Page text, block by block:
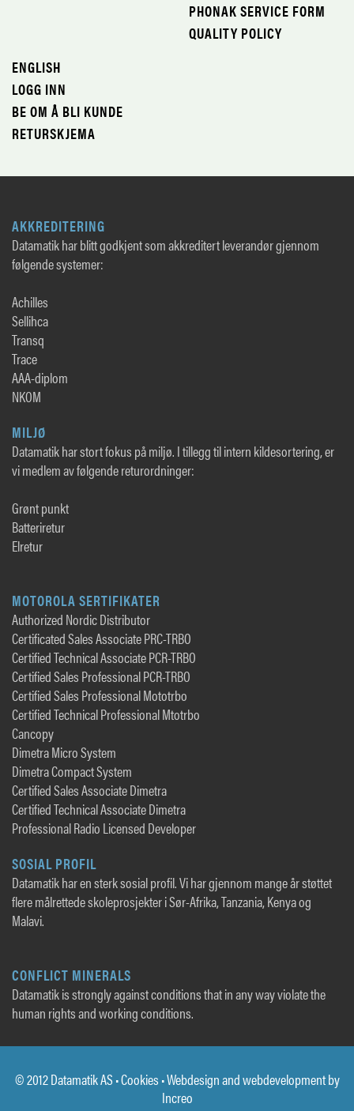
PHONAK SERVICE FORM
QUALITY POLICY
ENGLISH
LOGG INN
BE OM Å BLI KUNDE
RETURSKJEMA
AKKREDITERING
Datamatik har blitt godkjent som akkreditert leverandør gjennom
følgende systemer:
Achilles
Sellihca
Transq
Trace
AAA-diplom
NKOM
MILJØ
Datamatik har stort fokus på miljø. I tillegg til intern kildesortering, er
vi medlem av følgende returordninger:
Grønt punkt
Batteriretur
Elretur
MOTOROLA SERTIFIKATER
Authorized Nordic Distributor
Certificated Sales Associate PRC-TRBO
Certified Technical Associate PCR-TRBO
Certified Sales Professional PCR-TRBO
Certified Sales Professional Mototrbo
Certified Technical Professional Mtotrbo
Cancopy
Dimetra Micro System
Dimetra Compact System
Certified Sales Associate Dimetra
Certified Technical Associate Dimetra
Professional Radio Licensed Developer
SOSIAL PROFIL
Datamatik har en sterk sosial profil. Vi har gjennom mange år støttet
flere målrettede skoleprosjekter i Sør-Afrika, Tanzania, Kenya og
Malavi.
CONFLICT MINERALS
Datamatik is strongly against conditions that in any way violate the
human rights and working conditions.
© 2012 Datamatik AS •Cookies • Webdesign and webdevelopment by
Increo